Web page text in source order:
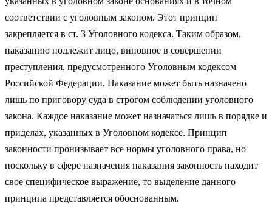
соответствии с уголовным законом. Этот принцип
закрепляется в ст. 3 Уголовного кодекса. Таким образом,
наказанию подлежит лицо, виновное в совершении
преступления, предусмотренного Уголовным кодексом
Российской Федерации. Наказание может быть назначено
лишь по приговору суда в строгом соблюдении уголовного
закона. Каждое наказание может назначаться лишь в порядке и
приделах, указанных в Уголовном кодексе. Принцип
законности пронизывает все нормы уголовного права, но
поскольку в сфере назначения наказания законность находит
свое специфическое выражение, то выделение данного
принципа представляется обоснованным.